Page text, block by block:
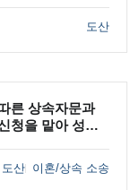
도산
른 상속자문과
청을 맡아 성공
도산 이혼/상속 소송